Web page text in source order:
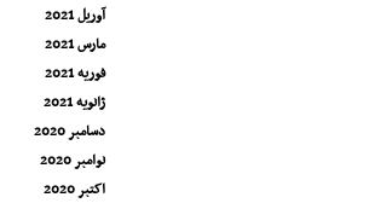
آوریل 2021
مارس 2021
فوریه 2021
ژانویه 2021
دسامبر 2020
نوامبر 2020
اکتبر 2020